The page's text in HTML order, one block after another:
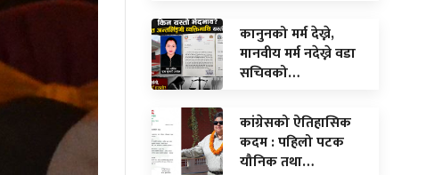
कानुनको मर्म देख्ने,
मानवीय मर्म नदेख्ने वडा
सचिवको…
कांग्रेसको ऐतिहासिक
कदम : पहिलो पटक
यौनिक तथा…